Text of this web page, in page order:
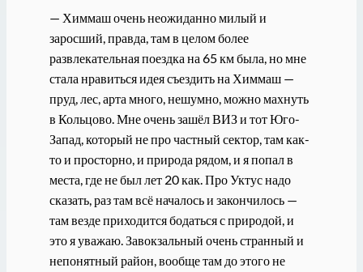
— Химмаш очень неожиданно милый и
заросший, правда, там в целом более
развлекательная поездка на 65 км была, но мне
стала нравиться идея съездить на Химмаш —
пруд, лес, арта много, нешумно, можно махнуть
в Кольцово. Мне очень зашёл ВИЗ и тот Юго-
Запад, который не про частный сектор, там как-
то и просторно, и природа рядом, и я попал в
места, где не был лет 20 как. Про Уктус надо
сказать, раз там всё началось и закончилось —
там везде приходится бодаться с природой, и
это я уважаю. Завокзальный очень странный и
непонятный район, вообще там до этого не